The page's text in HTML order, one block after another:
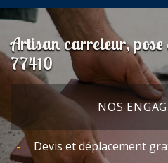
Artisan carreleur,
77410
NOS
Devis et déplacement